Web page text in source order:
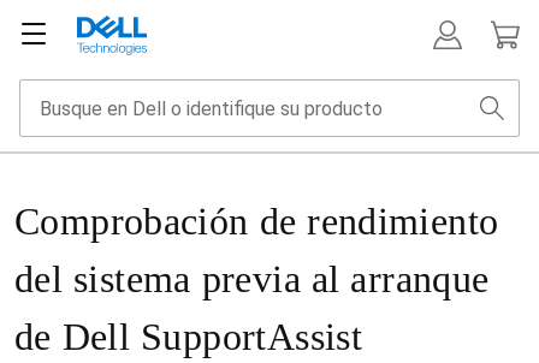
Comprobación de rendimiento
del sistema previa al arranque
de Dell SupportAssist